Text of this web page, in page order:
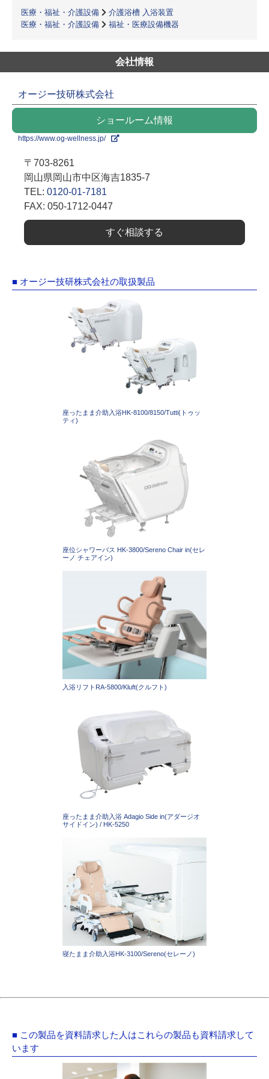
医療・福祉・介護設備
介護浴槽 入浴装置
医療・福祉・介護設備
福祉・医療設備機器
会社情報
オージー技研株式会社
ショールーム情報
https://www.og-wellness.jp/
〒703-8261
岡山県岡山市中区海吉1835-7
TEL: 0120-01-7181
FAX: 050-1712-0447
すぐ相談する
■ オージー技研株式会社の取扱製品
座ったまま介助入浴HK-8100/8150/Tutti(トゥッ
ティ)
座位シャワーバス HK-3800/Sereno Chair in(セレ
ーノ チェアイン)
入浴リフトRA-5800/Kluft(クルフト)
座ったまま介助入浴 Adagio Side in(アダージオ
サイドイン) / HK-5250
寝たまま介助入浴HK-3100/Sereno(セレーノ)
■ この製品を資料請求した人はこれらの製品も資料請求して
います